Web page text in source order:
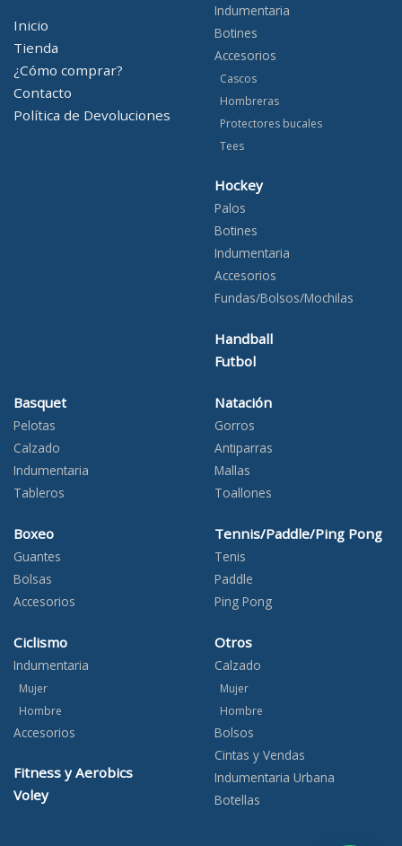
Inicio
Tienda
¿Cómo comprar?
Contacto
Política de Devoluciones
Indumentaria
Botines
Accesorios
Cascos
Hombreras
Protectores bucales
Tees
Hockey
Palos
Botines
Indumentaria
Accesorios
Fundas/Bolsos/Mochilas
Handball
Futbol
Basquet
Pelotas
Calzado
Indumentaria
Tableros
Boxeo
Guantes
Bolsas
Accesorios
Ciclismo
Indumentaria
Mujer
Hombre
Accesorios
Fitness y Aerobics
Voley
Natación
Gorros
Antiparras
Mallas
Toallones
Tennis/Paddle/Ping Pong
Tenis
Paddle
Ping Pong
Otros
Calzado
Mujer
Hombre
Bolsos
Cintas y Vendas
Indumentaria Urbana
Botellas